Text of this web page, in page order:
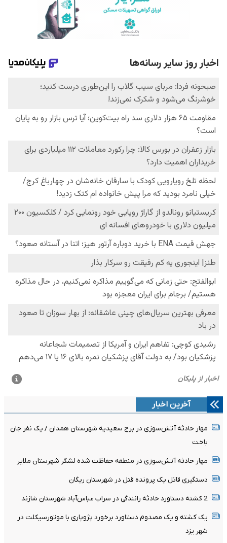
آخرین اخبار
مهار حادثه آتش‌سوزی در برج سعیدیه شهرستان همدان / یک نفر جان
باخت
مهار حادثه آتش‌سوزی در منطقه حفاظت شده لشگر شهرستان ملایر
دستگیری قاتل یک پرونده قتل در شهرستان ریگان
2 کشته دستاورد حادثه رانندگی در سراب عباس‌آباد شهرستان شازند
یک کشته و یک مصدوم دستاورد برخورد پژوپاری با موتورسیکلت در
شهر یزد